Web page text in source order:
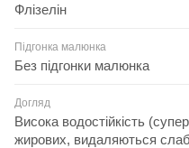
Флізелін
Підгонка малюнка
Без підгонки малюнка
Догляд
Висока водостійкість
жирових, видаляються